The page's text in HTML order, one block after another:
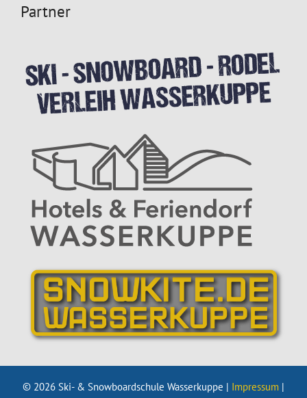
Partner
© 2026 Ski- & Snowboardschule Wasserkuppe | Impressum |